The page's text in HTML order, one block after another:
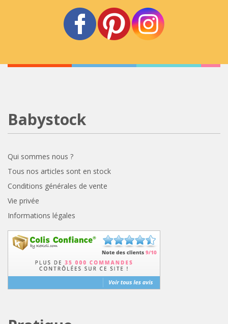
Babystock
Qui sommes nous ?
Tous nos articles sont en stock
Conditions générales de vente
Vie privée
Informations légales